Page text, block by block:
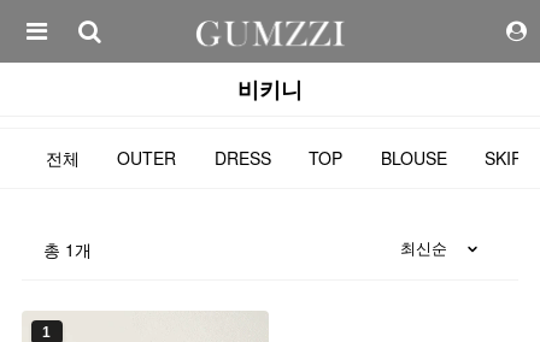
비키니
전체 OUTER DRESS TOP BLOUSE SKIRT
총 1 개
1